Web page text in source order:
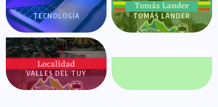
TECNOLOGÍA TOMÁS LANDER
VALLES DEL TUY